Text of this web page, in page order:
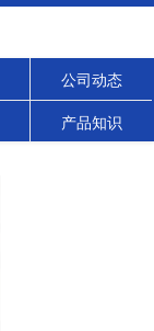
公司动态
产品知识